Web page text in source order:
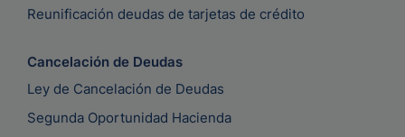
Reunificación deudas de tarjetas de crédito
Cancelación de Deudas
Ley de Cancelación de Deudas
Segunda Oportunidad Hacienda